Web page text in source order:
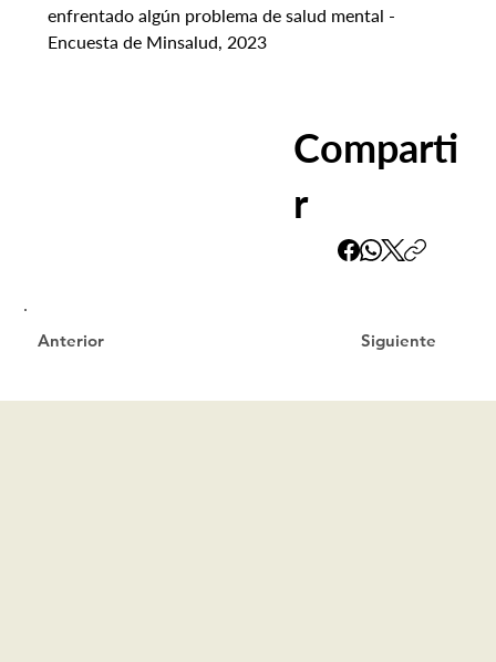
enfrentado algún problema de salud mental -
Encuesta de Minsalud, 2023
Comparti
r
Siguiente
Anterior